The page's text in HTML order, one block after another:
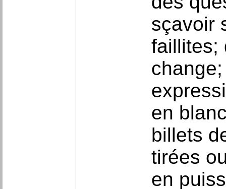
sçavoir
faillites;
en
billets
tirées
en